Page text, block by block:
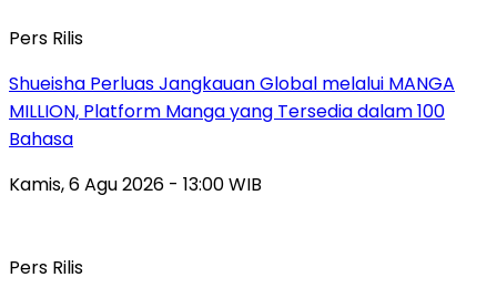
Pers Rilis
Shueisha Perluas Jangkauan Global melalui MANGA
MILLION, Platform Manga yang Tersedia dalam 100
Bahasa
Kamis, 6 Agu 2026 - 13:00 WIB
Pers Rilis